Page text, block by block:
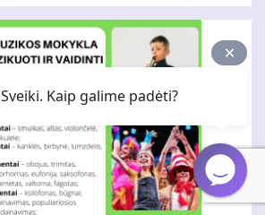
Sveiki. Kaip galime padėti?